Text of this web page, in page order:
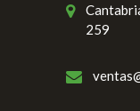
259